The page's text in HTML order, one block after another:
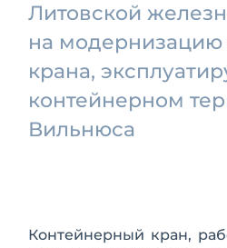
Литовской
на модернизацию
крана,
контейнерном
Вильнюса
Контейнерный кран,